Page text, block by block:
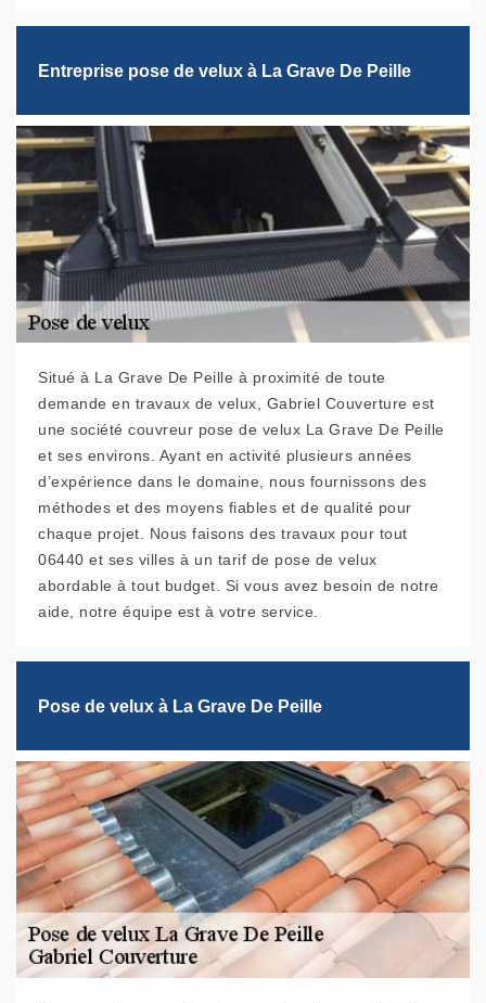
Entreprise pose de velux à La Grave De Peille
Situé à La Grave De Peille à proximité de toute
demande en travaux de velux, Gabriel Couverture est
une société couvreur pose de velux La Grave De Peille
et ses environs. Ayant en activité plusieurs années
d’expérience dans le domaine, nous fournissons des
méthodes et des moyens fiables et de qualité pour
chaque projet. Nous faisons des travaux pour tout
06440 et ses villes à un tarif de pose de velux
abordable à tout budget. Si vous avez besoin de notre
aide, notre équipe est à votre service.
Pose de velux à La Grave De Peille